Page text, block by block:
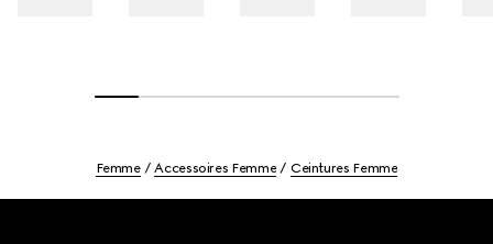
Femme Accessoires Femme Ceintures Femme